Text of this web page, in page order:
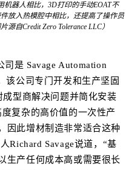
机器人相比，3D打印的手动EOAT不
放入热模腔中相比，还提高了操作员
自Credit Zero Tolerance LLC）
是 Savage Automation
该公司专门开发和生产坚固
型商解决问题并简化安装
复杂的高价值的一次性产
因此增材制造非常适合这种
Richard Savage说道，“基
生产任何成本高或需要很长